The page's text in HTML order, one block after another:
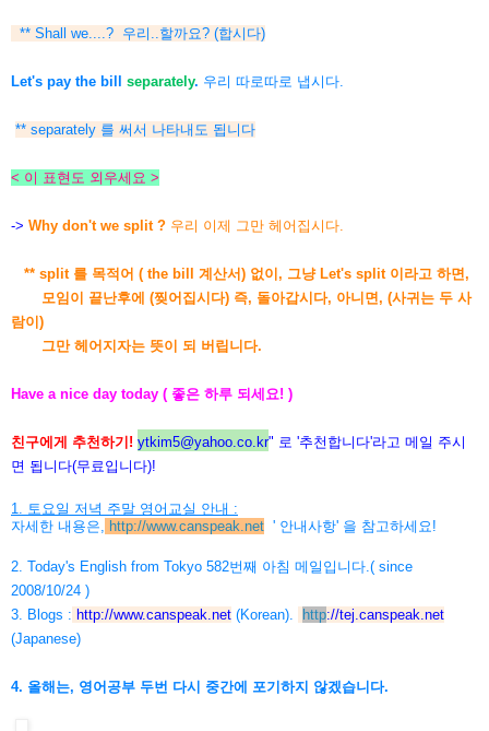
** Shall we....? 우리..할까요? (합시다)
Let's pay the bill separately. 우리 따로따로 냅시다.
** separately 를 써서 나타내도 됩니다
< 이 표현도 외우세요 >
-> Why don't we split ? 우리 이제 그만 헤어집시다.
** split 를 목적어 ( the bill 계산서) 없이, 그냥 Let's split 이라고 하면,
모임이 끝난후에 (찢어집시다) 즉, 돌아갑시다, 아니면, (사귀는 두 사
람이)
그만 헤 어지자는 뜻이 되 버립니다.
Have a nice day today ( 좋은 하루 되세요! )
친구에게 추천하기! ytkim5@yahoo.co.kr" 로 '추천합니다'라고 메일 주시
면 됩니다(무료입니다)!
1. 토요일 저녁 주말 영어교실 안내 :
자세한 내용은, http://www.canspeak.net ' 안내사항' 을 참고하세요!
2. Today's English from Tokyo 582번째 아침 메일입니다.( since
2008/10/24 )
3. Blogs : http://www.canspeak.net (Korean). http://tej.canspeak.net
(Japanese)
4. 올해는, 영어공부 두번 다시 중간에 포기하지 않겠습니다.